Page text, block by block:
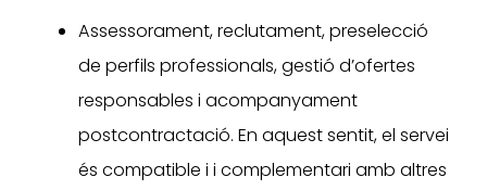
Assessorament, reclutament, preselecció
de perfils professionals, gestió d’ofertes
responsables i acompanyament
postcontractació. En aquest sentit, el servei
és compatible i i complementari amb altres